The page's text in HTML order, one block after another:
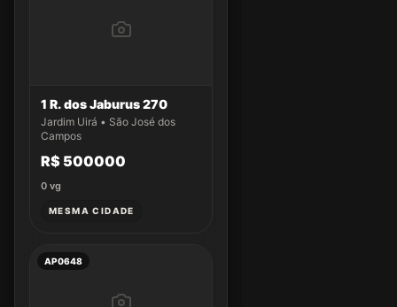
1 R. dos Jaburus 270
Jardim Uirá • São José dos
Campos
R$ 500000
0 vg
MESMA CIDADE
AP0648